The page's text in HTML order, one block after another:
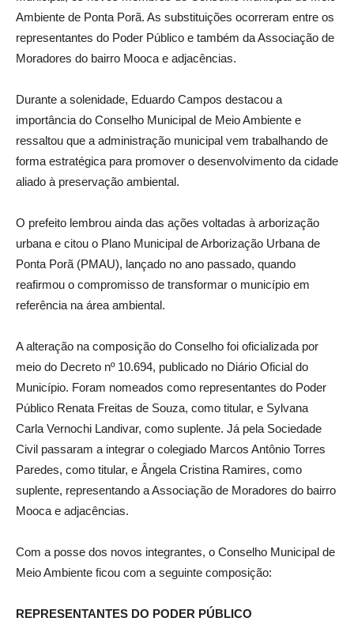
Ambiente de Ponta Porã. As substituições ocorreram entre os
representantes do Poder Público e também da Associação de
Moradores do bairro Mooca e adjacências.
Durante a solenidade, Eduardo Campos destacou a
importância do Conselho Municipal de Meio Ambiente e
ressaltou que a administração municipal vem trabalhando de
forma estratégica para promover o desenvolvimento da cidade
aliado à preservação ambiental.
O prefeito lembrou ainda das ações voltadas à arborização
urbana e citou o Plano Municipal de Arborização Urbana de
Ponta Porã (PMAU), lançado no ano passado, quando
reafirmou o compromisso de transformar o município em
referência na área ambiental.
A alteração na composição do Conselho foi oficializada por
meio do Decreto nº 10.694, publicado no Diário Oficial do
Município. Foram nomeados como representantes do Poder
Público Renata Freitas de Souza, como titular, e Sylvana
Carla Vernochi Landivar, como suplente. Já pela Sociedade
Civil passaram a integrar o colegiado Marcos Antônio Torres
Paredes, como titular, e Ângela Cristina Ramires, como
suplente, representando a Associação de Moradores do bairro
Mooca e adjacências.
Com a posse dos novos integrantes, o Conselho Municipal de
Meio Ambiente ficou com a seguinte composição:
REPRESENTANTES DO PODER PÚBLICO